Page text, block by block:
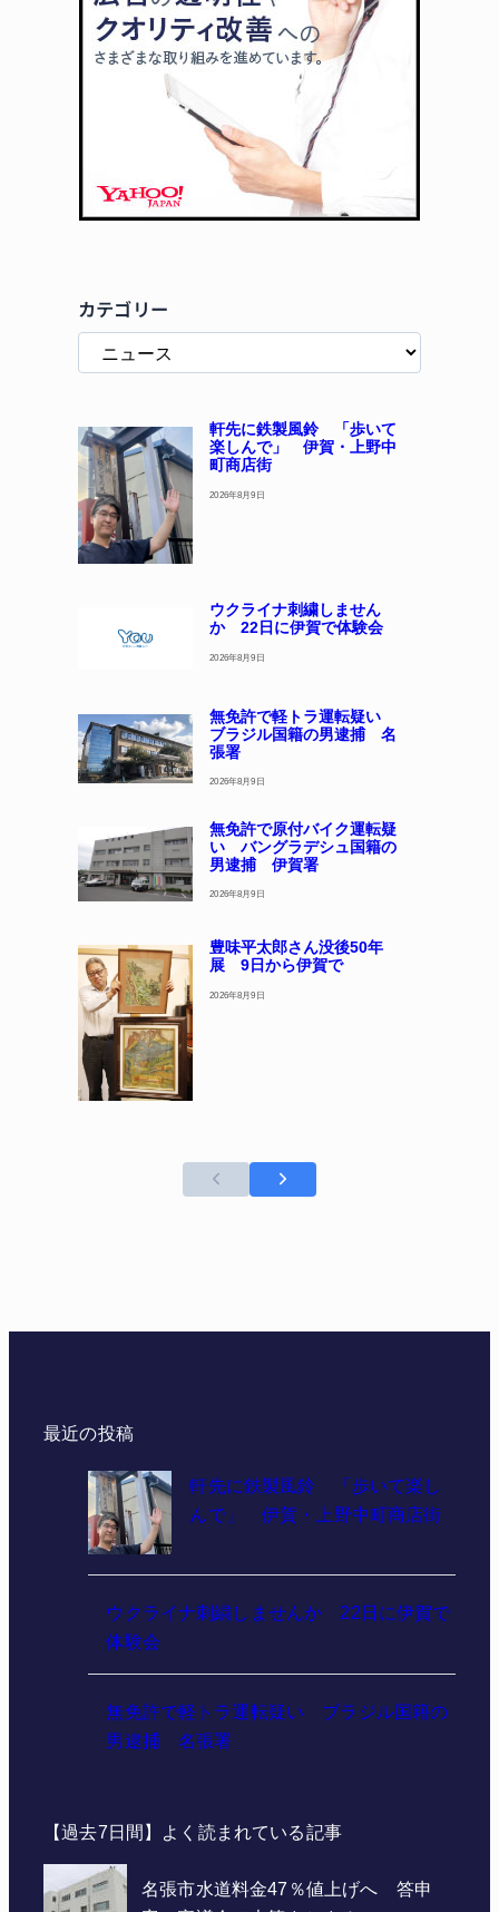
カテゴリー
軒先に鉄製風鈴 「歩いて
楽しんで」 伊賀・上野中
町商店街
2026年8月9日
ウクライナ刺繍しません
か 22日に伊賀で体験会
2026年8月9日
無免許で軽トラ運転疑い
ブラジル国籍の男逮捕 名
張署
2026年8月9日
無免許で原付バイク運転疑
い バングラデシュ国籍の
男逮捕 伊賀署
2026年8月9日
豊味平太郎さん没後50年
展 9日から伊賀で
2026年8月9日
最近の投稿
軒先に鉄製風鈴 「歩いて楽し
んで」 伊賀・上野中町商店街
ウクライナ刺繍しませんか 22日に伊賀で
体験会
無免許で軽トラ運転疑い ブラジル国籍の
男逮捕 名張署
【過去7日間】よく読まれている記事